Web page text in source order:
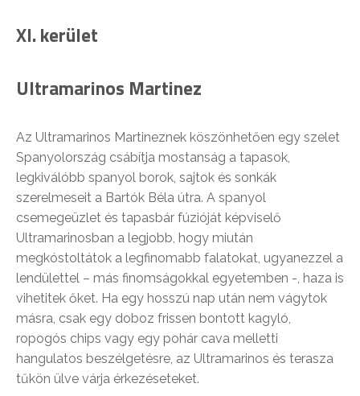
XI. kerület
Ultramarinos Martinez
Az Ultramarinos Martineznek köszönhetően egy szelet
Spanyolország csábítja mostanság a tapasok,
legkiválóbb spanyol borok, sajtok és sonkák
szerelmeseit a Bartók Béla útra. A spanyol
csemegeüzlet és tapasbár fúzióját képviselő
Ultramarinosban a legjobb, hogy miután
megkóstoltátok a legfinomabb falatokat, ugyanezzel a
lendülettel – más finomságokkal egyetemben -, haza is
vihetitek őket. Ha egy hosszú nap után nem vágytok
másra, csak egy doboz frissen bontott kagyló,
ropogós chips vagy egy pohár cava melletti
hangulatos beszélgetésre, az Ultramarinos és terasza
tűkön ülve várja érkezéseteket.